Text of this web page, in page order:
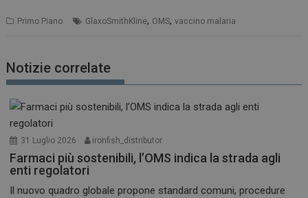
Primo Piano GlaxoSmithKline, OMS,vaccino malaria
Notizie correlate
31 Luglio 2026 ironfish_distributor
Farmaci più sostenibili, l’OMS indica la strada agli
enti regolatori
Il nuovo quadro globale propone standard comuni, procedure